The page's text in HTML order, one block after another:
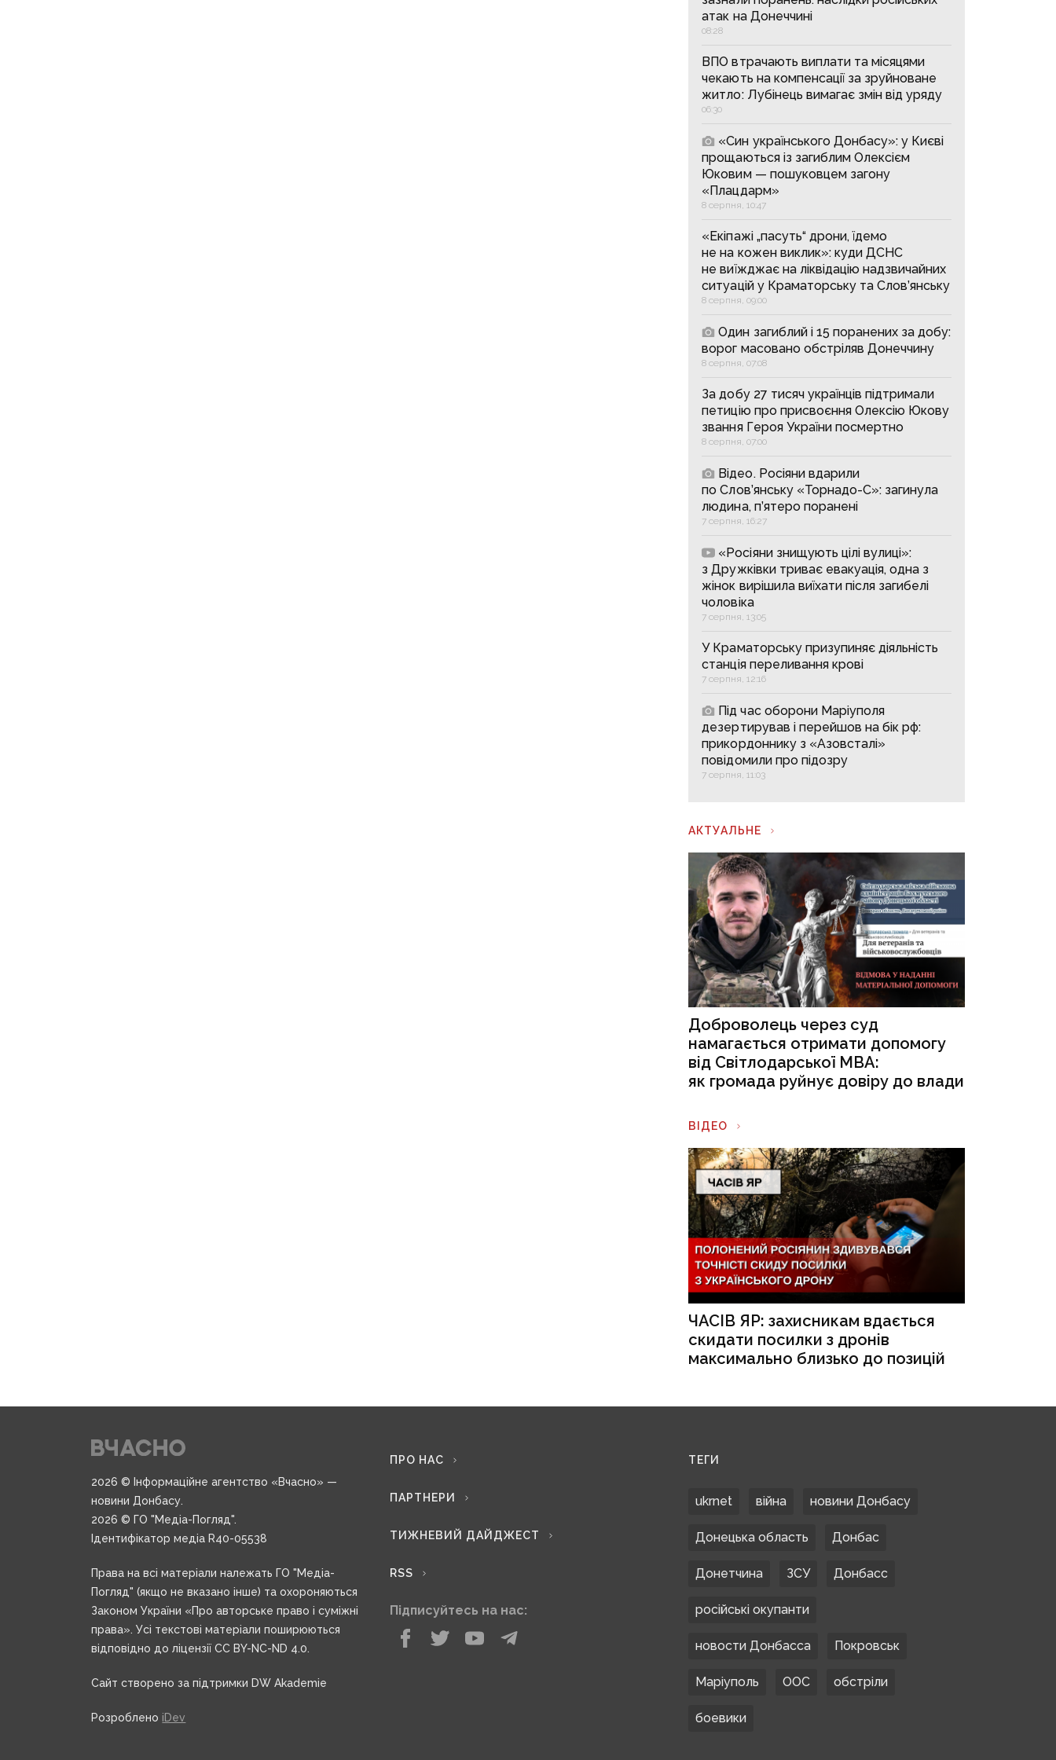
атак на Донеччині
08:28
ВПО втрачають виплати та місяцями
чекають на компенсації за зруйноване
житло: Лубінець вимагає змін від уряду
06:30
«Син українського Донбасу»: у Києві
прощаються із загиблим Олексієм
Юковим — пошуковцем загону
«Плацдарм»
8 серпня, 10:47
«Екіпажі „пасуть“ дрони, їдемо
не на кожен виклик»: куди ДСНС
не виїжджає на ліквідацію надзвичайних
ситуацій у Краматорську та Слов’янську
8 серпня, 09:00
Один загиблий і 15 поранених за добу:
ворог масовано обстріляв Донеччину
8 серпня, 07:08
За добу 27 тисяч українців підтримали
петицію про присвоєння Олексію Юкову
звання Героя України посмертно
8 серпня, 07:00
Відео. Росіяни вдарили
по Слов’янську «Торнадо-С»: загинула
людина, п’ятеро поранені
7 серпня, 16:27
«Росіяни знищують цілі вулиці»:
з Дружківки триває евакуація, одна з
жінок вирішила виїхати після загибелі
чоловіка
7 серпня, 13:05
У Краматорську призупиняє діяльність
станція переливання крові
7 серпня, 12:16
Під час оборони Маріуполя
дезертирував і перейшов на бік рф:
прикордоннику з «Азовсталі»
повідомили про підозру
7 серпня, 11:03
АКТУАЛЬНЕ
Доброволець через суд
намагається отримати допомогу
від Світлодарської МВА:
як громада руйнує довіру до влади
ВІДЕО
ЧАСІВ ЯР: захисникам вдається
скидати посилки з дронів
максимально близько до позицій
2026 © Інформаційне агентство «Вчасно» —
новини Донбасу.
2026 © ГО "Медіа-Погляд".
Ідентифікатор медіа R40-05538
Права на всі матеріали належать ГО "Медіа-
Погляд" (якщо не вказано інше) та охороняються
Законом України «Про авторське право і суміжні
права». Усі текстові матеріали поширюються
відповідно до ліцензії CC BY-NC-ND 4.0.
Сайт створено за підтримки DW Akademie
Розроблено iDev
ПРО НАС
ПАРТНЕРИ
ТИЖНЕВИЙ ДАЙДЖЕСТ
RSS
Підписуйтесь на нас:
ТЕГИ
ukrnet війна новини Донбасу
Донецька область Донбас
Донетчина ЗСУ Донбасс
російські окупанти
новости Донбасса Покровськ
Маріуполь ООС обстріли
боевики